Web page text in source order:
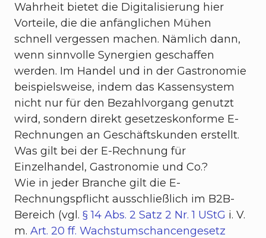
Wahrheit bietet die Digitalisierung hier
Vorteile, die die anfänglichen Mühen
schnell vergessen machen. Nämlich dann,
wenn sinnvolle Synergien geschaffen
werden. Im Handel und in der Gastronomie
beispielsweise, indem das Kassensystem
nicht nur für den Bezahlvorgang genutzt
wird, sondern direkt gesetzeskonforme E-
Rechnungen an Geschäftskunden erstellt.
Was gilt bei der E-Rechnung für
Einzelhandel, Gastronomie und Co.?
Wie in jeder Branche gilt die E-
Rechnungspflicht ausschließlich im B2B-
Bereich (vgl. § 14 Abs. 2 Satz 2 Nr. 1 UStG i. V.
m. Art. 20 ff. Wachstumschancengesetz